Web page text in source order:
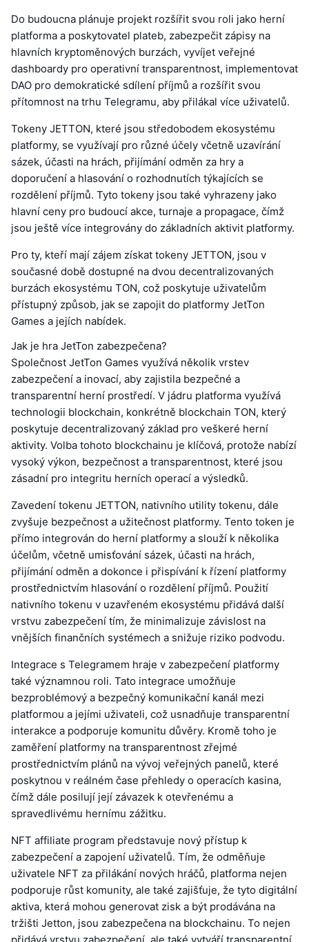
Do budoucna plánuje projekt rozšířit svou roli jako herní
platforma a poskytovatel plateb, zabezpečit zápisy na
hlavních kryptoměnových burzách, vyvíjet veřejné
dashboardy pro operativní transparentnost, implementovat
DAO pro demokratické sdílení příjmů a rozšířit svou
přítomnost na trhu Telegramu, aby přilákal více uživatelů.
Tokeny JETTON, které jsou středobodem ekosystému
platformy, se využívají pro různé účely včetně uzavírání
sázek, účasti na hrách, přijímání odměn za hry a
doporučení a hlasování o rozhodnutích týkajících se
rozdělení příjmů. Tyto tokeny jsou také vyhrazeny jako
hlavní ceny pro budoucí akce, turnaje a propagace, čímž
jsou ještě více integrovány do základních aktivit platformy.
Pro ty, kteří mají zájem získat tokeny JETTON, jsou v
současné době dostupné na dvou decentralizovaných
burzách ekosystému TON, což poskytuje uživatelům
přístupný způsob, jak se zapojit do platformy JetTon
Games a jejích nabídek.
Jak je hra JetTon zabezpečena?
Společnost JetTon Games využívá několik vrstev
zabezpečení a inovací, aby zajistila bezpečné a
transparentní herní prostředí. V jádru platforma využívá
technologii blockchain, konkrétně blockchain TON, který
poskytuje decentralizovaný základ pro veškeré herní
aktivity. Volba tohoto blockchainu je klíčová, protože nabízí
vysoký výkon, bezpečnost a transparentnost, které jsou
zásadní pro integritu herních operací a výsledků.
Zavedení tokenu JETTON, nativního utility tokenu, dále
zvyšuje bezpečnost a užitečnost platformy. Tento token je
přímo integrován do herní platformy a slouží k několika
účelům, včetně umisťování sázek, účasti na hrách,
přijímání odměn a dokonce i přispívání k řízení platformy
prostřednictvím hlasování o rozdělení příjmů. Použití
nativního tokenu v uzavřeném ekosystému přidává další
vrstvu zabezpečení tím, že minimalizuje závislost na
vnějších finančních systémech a snižuje riziko podvodu.
Integrace s Telegramem hraje v zabezpečení platformy
také významnou roli. Tato integrace umožňuje
bezproblémový a bezpečný komunikační kanál mezi
platformou a jejími uživateli, což usnadňuje transparentní
interakce a podporuje komunitu důvěry. Kromě toho je
zaměření platformy na transparentnost zřejmé
prostřednictvím plánů na vývoj veřejných panelů, které
poskytnou v reálném čase přehledy o operacích kasina,
čímž dále posilují její závazek k otevřenému a
spravedlivému hernímu zážitku.
NFT affiliate program představuje nový přístup k
zabezpečení a zapojení uživatelů. Tím, že odměňuje
uživatele NFT za přilákání nových hráčů, platforma nejen
podporuje růst komunity, ale také zajišťuje, že tyto digitální
aktiva, která mohou generovat zisk a být prodávána na
tržišti Jetton, jsou zabezpečena na blockchainu. To nejen